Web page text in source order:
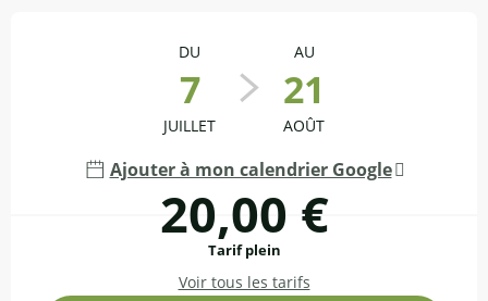
DU
7
JUILLET
AU
21
AOÛT
Ajouter à mon calendrier Google
20,00 €
Tarif plein
Voir tous les tarifs